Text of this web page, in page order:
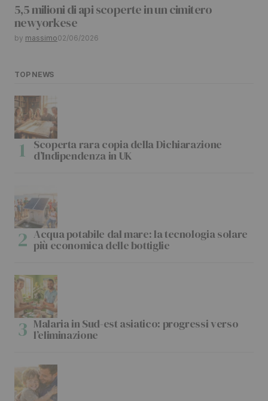
5,5 milioni di api scoperte in un cimitero
newyorkese
by massimo02/06/2026
TOP NEWS
Scoperta rara copia della Dichiarazione
d’Indipendenza in UK
Acqua potabile dal mare: la tecnologia solare
più economica delle bottiglie
Malaria in Sud-est asiatico: progressi verso
l’eliminazione